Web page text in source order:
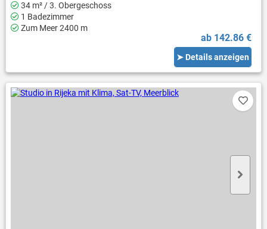
34 m² / 3. Obergeschoss
1 Badezimmer
Zum Meer 2400 m
ab 142.86 €
➤ Details anzeigen